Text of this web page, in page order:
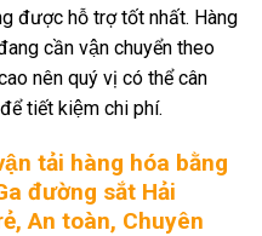
được hỗ trợ tốt nhất. Hàng
cần vận chuyển theo
nên quý vị có thể cân
tiết kiệm chi phí.
tải hàng hóa bằng
đường sắt Hải
An toàn, Chuyên